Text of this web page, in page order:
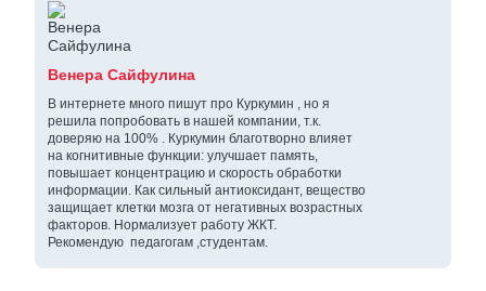
Венера Сайфулина
В интернете много пишут про Куркумин , но я
решила попробовать в нашей компании, т.к.
доверяю на 100% . Куркумин благотворно влияет
на когнитивные функции: улучшает память,
повышает концентрацию и скорость обработки
информации. Как сильный антиоксидант, вещество
защищает клетки мозга от негативных возрастных
факторов. Нормализует работу ЖКТ.
Рекомендую педагогам ,студентам.